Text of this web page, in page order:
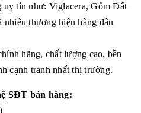
uy tín như: Viglacera, Gốm Đất
thương hiệu hàng đầu
hãng, chất lượng cao, bền
cạnh tranh nhất thị trường.
SĐT bán hàng: